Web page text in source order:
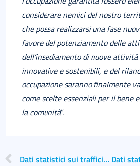
considerare nemici del nostro
che possa realizzarsi una fase
favore del potenziamento delle
dell’insediamento di nuove
innovative e sostenibili, e del
occupazione saranno finalmente
come scelte essenziali per il bene
la comunità”.
Dati statistici sui traffici anno 2020